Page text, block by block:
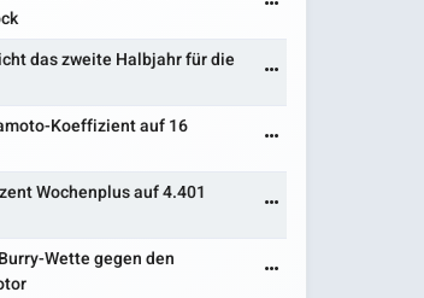
das zweite Halbjahr für die
Koeffizient auf 16
Wochenplus auf 4.401
Wette gegen den